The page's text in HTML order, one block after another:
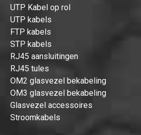
UTP Kabel op rol
UTP kabels
FTP kabels
STP kabels
RJ45 aansluitingen
RJ45 tules
OM2 glasvezel bekabeling
OM3 glasvezel bekabeling
Glasvezel accessoires
Stroomkabels